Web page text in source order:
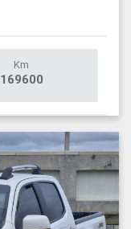
Km
169600